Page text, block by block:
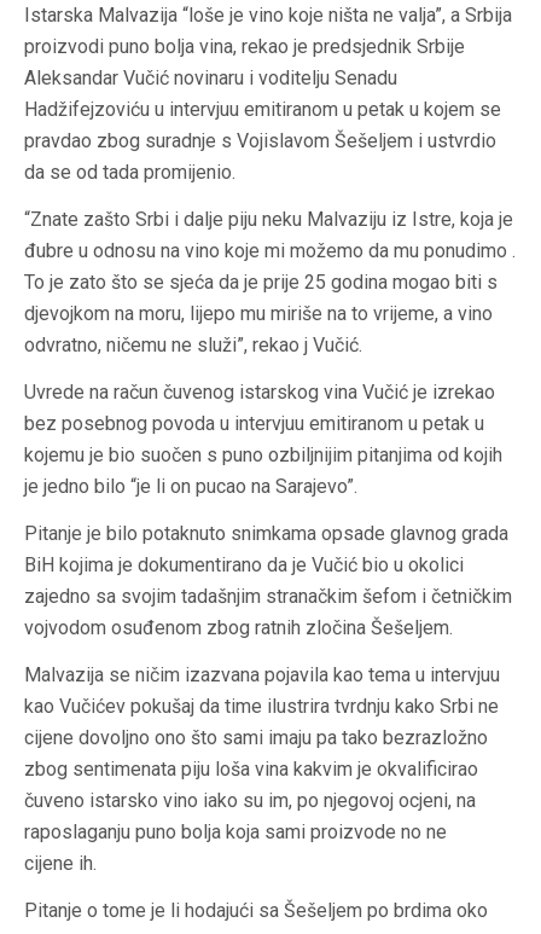
Istarska Malvazija “loše je vino koje ništa ne valja”, a Srbija
proizvodi puno bolja vina, rekao je predsjednik Srbije
Aleksandar Vučić novinaru i voditelju Senadu
Hadžifejzoviću u intervjuu emitiranom u petak u kojem se
pravdao zbog suradnje s Vojislavom Šešeljem i ustvrdio
da se od tada promijenio.
“Znate zašto Srbi i dalje piju neku Malvaziju iz Istre, koja je
đubre u odnosu na vino koje mi možemo da mu ponudimo .
To je zato što se sjeća da je prije 25 godina mogao biti s
djevojkom na moru, lijepo mu miriše na to vrijeme, a vino
odvratno, ničemu ne služi”, rekao j Vučić.
Uvrede na račun čuvenog istarskog vina Vučić je izrekao
bez posebnog povoda u intervjuu emitiranom u petak u
kojemu je bio suočen s puno ozbiljnijim pitanjima od kojih
je jedno bilo “je li on pucao na Sarajevo”.
Pitanje je bilo potaknuto snimkama opsade glavnog grada
BiH kojima je dokumentirano da je Vučić bio u okolici
zajedno sa svojim tadašnjim stranačkim šefom i četničkim
vojvodom osuđenom zbog ratnih zločina Šešeljem.
Malvazija se ničim izazvana pojavila kao tema u intervjuu
kao Vučićev pokušaj da time ilustrira tvrdnju kako Srbi ne
cijene dovoljno ono što sami imaju pa tako bezrazložno
zbog sentimenata piju loša vina kakvim je okvalificirao
čuveno istarsko vino iako su im, po njegovoj ocjeni, na
raposlaganju puno bolja koja sami proizvode no ne
cijene ih.
Pitanje o tome je li hodajući sa Šešeljem po brdima oko